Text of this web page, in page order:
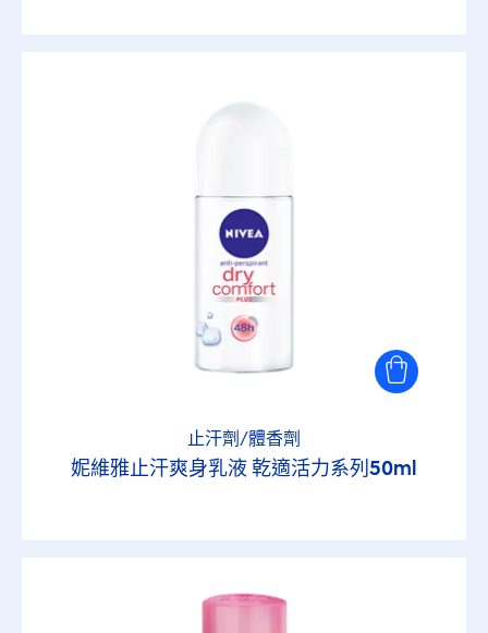
止汗劑/體香劑
妮維雅止汗爽身乳液 乾適活力系列50ml